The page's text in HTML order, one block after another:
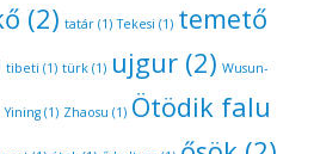
(2) tatár(1) Tekesi (1) temető
tibeti (1) türk(1) ujgur(2) Wusun-
Yining(1) Zhaosu (1) Ötödik falu